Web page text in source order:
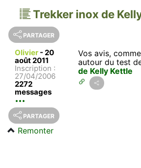
Trekker inox de
PARTAGER
Olivier - 20
août 2011
Inscription :
27/04/2006
2272
messages
Vos avis,
autour du test
de Kelly Kettle
PARTAGER
Remonter